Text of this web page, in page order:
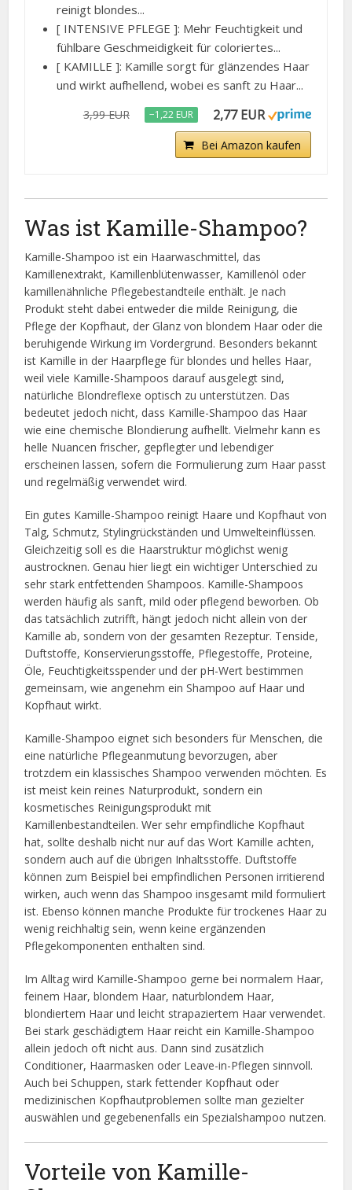
reinigt blondes...
[ INTENSIVE PFLEGE ]: Mehr Feuchtigkeit und
fühlbare Geschmeidigkeit für coloriertes...
[ KAMILLE ]: Kamille sorgt für glänzendes Haar
und wirkt aufhellend, wobei es sanft zu Haar...
3,99 EUR −1,22 EUR 2,77 EUR
Bei Amazon kaufen
Was ist Kamille-Shampoo?
Kamille-Shampoo ist ein Haarwaschmittel, das
Kamillenextrakt, Kamillenblütenwasser, Kamillenöl oder
kamillenähnliche Pflegebestandteile enthält. Je nach
Produkt steht dabei entweder die milde Reinigung, die
Pflege der Kopfhaut, der Glanz von blondem Haar oder die
beruhigende Wirkung im Vordergrund. Besonders bekannt
ist Kamille in der Haarpflege für blondes und helles Haar,
weil viele Kamille-Shampoos darauf ausgelegt sind,
natürliche Blondreflexe optisch zu unterstützen. Das
bedeutet jedoch nicht, dass Kamille-Shampoo das Haar
wie eine chemische Blondierung aufhellt. Vielmehr kann es
helle Nuancen frischer, gepflegter und lebendiger
erscheinen lassen, sofern die Formulierung zum Haar passt
und regelmäßig verwendet wird.
Ein gutes Kamille-Shampoo reinigt Haare und Kopfhaut von
Talg, Schmutz, Stylingrückständen und Umwelteinflüssen.
Gleichzeitig soll es die Haarstruktur möglichst wenig
austrocknen. Genau hier liegt ein wichtiger Unterschied zu
sehr stark entfettenden Shampoos. Kamille-Shampoos
werden häufig als sanft, mild oder pflegend beworben. Ob
das tatsächlich zutrifft, hängt jedoch nicht allein von der
Kamille ab, sondern von der gesamten Rezeptur. Tenside,
Duftstoffe, Konservierungsstoffe, Pflegestoffe, Proteine,
Öle, Feuchtigkeitsspender und der pH-Wert bestimmen
gemeinsam, wie angenehm ein Shampoo auf Haar und
Kopfhaut wirkt.
Kamille-Shampoo eignet sich besonders für Menschen, die
eine natürliche Pflegeanmutung bevorzugen, aber
trotzdem ein klassisches Shampoo verwenden möchten. Es
ist meist kein reines Naturprodukt, sondern ein
kosmetisches Reinigungsprodukt mit
Kamillenbestandteilen. Wer sehr empfindliche Kopfhaut
hat, sollte deshalb nicht nur auf das Wort Kamille achten,
sondern auch auf die übrigen Inhaltsstoffe. Duftstoffe
können zum Beispiel bei empfindlichen Personen irritierend
wirken, auch wenn das Shampoo insgesamt mild formuliert
ist. Ebenso können manche Produkte für trockenes Haar zu
wenig reichhaltig sein, wenn keine ergänzenden
Pflegekomponenten enthalten sind.
Im Alltag wird Kamille-Shampoo gerne bei normalem Haar,
feinem Haar, blondem Haar, naturblondem Haar,
blondiertem Haar und leicht strapaziertem Haar verwendet.
Bei stark geschädigtem Haar reicht ein Kamille-Shampoo
allein jedoch oft nicht aus. Dann sind zusätzlich
Conditioner, Haarmasken oder Leave-in-Pflegen sinnvoll.
Auch bei Schuppen, stark fettender Kopfhaut oder
medizinischen Kopfhautproblemen sollte man gezielter
auswählen und gegebenenfalls ein Spezialshampoo nutzen.
Vorteile von Kamille-